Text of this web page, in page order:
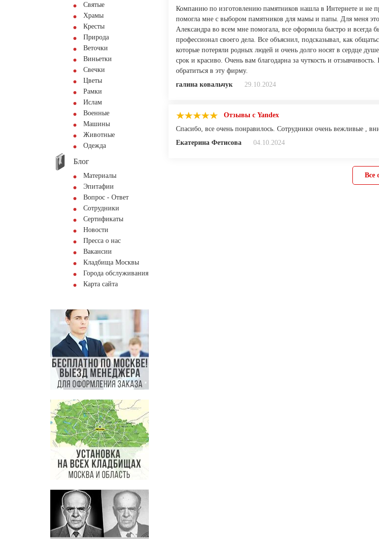
Святые
Храмы
Кресты
Природа
Веточки
Виньетки
Свечки
Цветы
Рамки
Ислам
Военные
Машины
Животные
Одежда
Блог
Материалы
Эпитафии
Вопрос - Ответ
Сотрудники
Сертификаты
Новости
Пресса о нас
Вакансии
Кладбища Москвы
Города обслуживания
Карта сайта
Компанию по изготовлению памятников нашла в Интернете и не
помогла мне с выбором памятников для мамы и папы. Для меня
Александра во всем мне помогала, все оформила быстро и
профессионал своего дела. Все объяснил, подсказывал, как
которые потеряли родных людей и очень долго носят в сердце
срок и красиво. Очень вам благодарна за чуткость и
обратиться в эту фирму.
галина ковальчук
29.10.2024
Отзывы с Yandex
Спасибо, все очень понравилось. Сотрудники очень вежливые ,
Екатерина Фетисова
04.10.2024
Все